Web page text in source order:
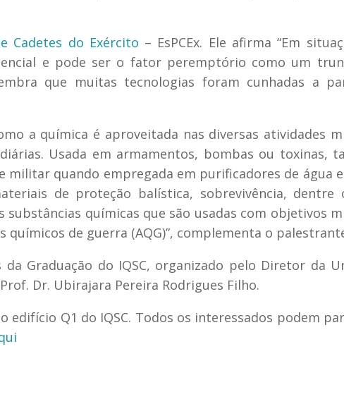
Cadetes do Exército – EsPCEx. Ele afirma “Em
e pode ser o fator peremptório como um
que muitas tecnologias foram cunhadas a
a química é aproveitada nas diversas atividades
Usada em armamentos, bombas ou toxinas,
militar quando empregada em purificadores de água
de proteção balística, sobrevivência, dentre
substâncias químicas que são usadas com objetivos
químicos de guerra (AQG)”, complementa o
Graduação do IQSC, organizado pelo Diretor da
Dr. Ubirajara Pereira Rodrigues Filho.
edifício Q1 do IQSC. Todos os interessados podem